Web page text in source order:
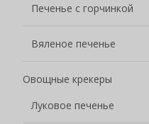
Печенье с горчинкой
Вяленое печенье
Овощные крекеры
Луковое печенье